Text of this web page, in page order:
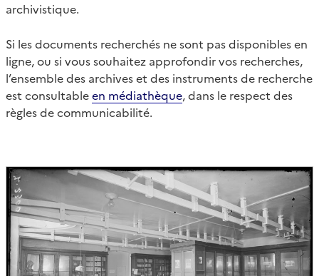
archivistique.
Si les documents recherchés ne sont pas disponibles en
ligne, ou si vous souhaitez approfondir vos recherches,
l’ensemble des archives et des instruments de recherche
est consultableen médiathèque, dans le respect des
règles de communicabilité.